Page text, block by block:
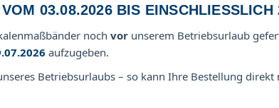
03.08.2026 BIS EINSCHLIESSLICH
noch vor unserem Betriebsurlaub
aufzugeben.
Betriebsurlaubs – so kann Ihre Bestellung